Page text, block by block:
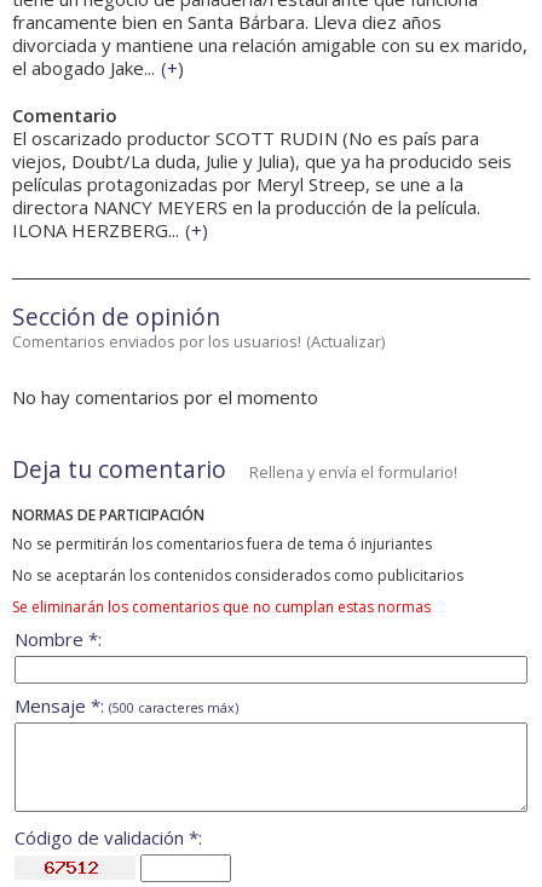
francamente bien en Santa Bárbara. Lleva diez años
divorciada y mantiene una relación amigable con su ex marido,
el abogado Jake... (+)
Comentario
El oscarizado productor SCOTT RUDIN (No es país para
viejos, Doubt/La duda, Julie y Julia), que ya ha producido seis
películas protagonizadas por Meryl Streep, se une a la
directora NANCY MEYERS en la producción de la película.
ILONA HERZBERG... (+)
Sección de opinión
Comentarios enviados por los usuarios! (Actualizar)
No hay comentarios por el momento
Deja tu comentario Rellena y envía el formulario!
NORMAS DE PARTICIPACIÓN
No se permitirán los comentarios fuera de tema ó injuriantes
No se aceptarán los contenidos considerados como publicitarios
Se eliminarán los comentarios que no cumplan estas normas
Nombre *:
Mensaje *: (500 caracteres máx)
Código de validación *: